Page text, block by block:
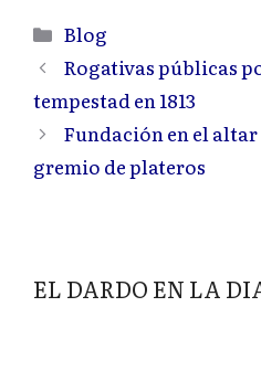
Categorías
Blog
Rogativas públicas
tempestad en 1813
Fundación en el altar
gremio de plateros
EL DARDO EN LA